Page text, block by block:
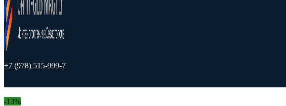
+7 (978) 515-999-7
-13%